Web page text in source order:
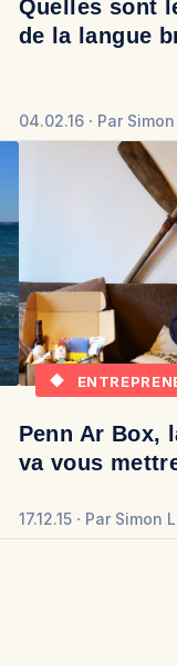
Quelles sont
de la langue
04.02.16 Par
Penn Ar Box,
va vous
17.12.15 Par Simon